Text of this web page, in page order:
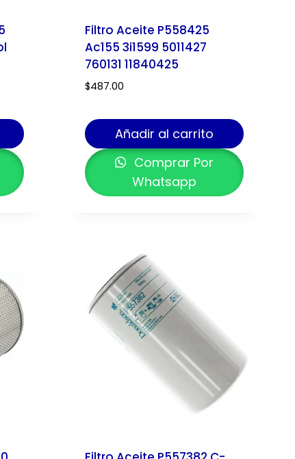
Filtro Aceite P558425
Ac155 3i1599 5011427
760131 11840425
$487.00
Añadir al carrito
Comprar Por
Whatsapp